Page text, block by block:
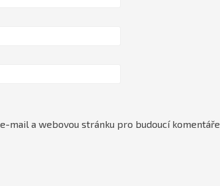
mail a webovou stránku pro budoucí komentáře.